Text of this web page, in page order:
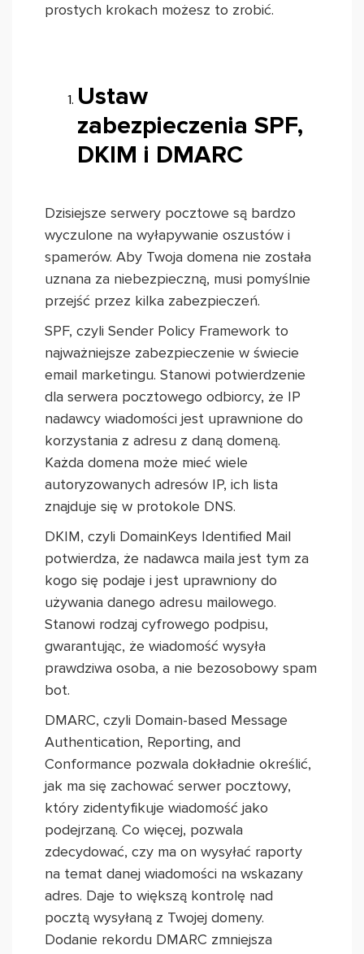
prostych krokach możesz to zrobić.
Ustaw
zabezpieczenia SPF,
DKIM i DMARC
Dzisiejsze serwery pocztowe są bardzo
wyczulone na wyłapywanie oszustów i
spamerów. Aby Twoja domena nie została
uznana za niebezpieczną, musi pomyślnie
przejść przez kilka zabezpieczeń.
SPF, czyli Sender Policy Framework to
najważniejsze zabezpieczenie w świecie
email marketingu. Stanowi potwierdzenie
dla serwera pocztowego odbiorcy, że IP
nadawcy wiadomości jest uprawnione do
korzystania z adresu z daną domeną.
Każda domena może mieć wiele
autoryzowanych adresów IP, ich lista
znajduje się w protokole DNS.
DKIM, czyli DomainKeys Identified Mail
potwierdza, że nadawca maila jest tym za
kogo się podaje i jest uprawniony do
używania danego adresu mailowego.
Stanowi rodzaj cyfrowego podpisu,
gwarantując, że wiadomość wysyła
prawdziwa osoba, a nie bezosobowy spam
bot.
DMARC, czyli Domain-based Message
Authentication, Reporting, and
Conformance pozwala dokładnie określić,
jak ma się zachować serwer pocztowy,
który zidentyfikuje wiadomość jako
podejrzaną. Co więcej, pozwala
zdecydować, czy ma on wysyłać raporty
na temat danej wiadomości na wskazany
adres. Daje to większą kontrolę nad
pocztą wysyłaną z Twojej domeny.
Dodanie rekordu DMARC zmniejsza